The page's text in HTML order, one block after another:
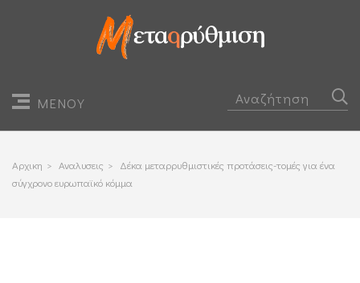
ΜΕΝΟΥ
Αρχικη > Αναλυσεις > Δέκα μεταρρυθμιστικές προτάσεις-τομές για ένα
σύγχρονο ευρωπαϊκό κόμμα